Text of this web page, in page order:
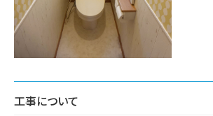
工事について